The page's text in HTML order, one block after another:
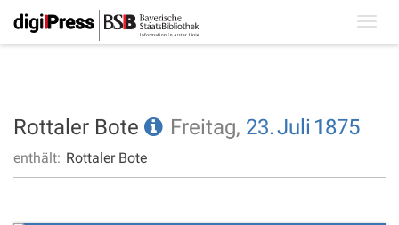
Rottaler Bote Freitag, 23.Juli 1875
enthält: Rottaler Bote